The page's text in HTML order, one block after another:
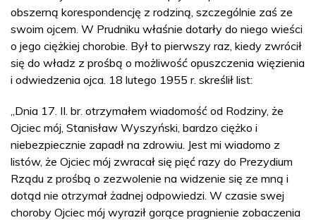
obszerną korespondencję z rodziną, szczególnie zaś ze
swoim ojcem. W Prudniku właśnie dotarły do niego wieści
o jego ciężkiej chorobie. Był to pierwszy raz, kiedy zwrócił
się do władz z prośbą o możliwość opuszczenia więzienia
i odwiedzenia ojca. 18 lutego 1955 r. skreślił list:
„Dnia 17. II. br. otrzymałem wiadomość od Rodziny, że
Ojciec mój, Stanisław Wyszyński, bardzo ciężko i
niebezpiecznie zapadł na zdrowiu. Jest mi wiadomo z
listów, że Ojciec mój zwracał się pięć razy do Prezydium
Rządu z prośbą o zezwolenie na widzenie się ze mną i
dotąd nie otrzymał żadnej odpowiedzi. W czasie swej
choroby Ojciec mój wyraził gorące pragnienie zobaczenia